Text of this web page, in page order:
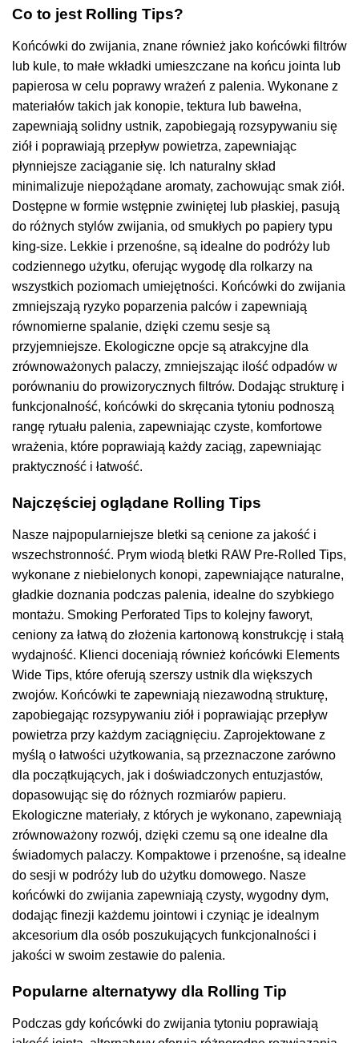
Co to jest Rolling Tips?
Końcówki do zwijania, znane również jako końcówki filtrów
lub kule, to małe wkładki umieszczane na końcu jointa lub
papierosa w celu poprawy wrażeń z palenia. Wykonane z
materiałów takich jak konopie, tektura lub bawełna,
zapewniają solidny ustnik, zapobiegają rozsypywaniu się
ziół i poprawiają przepływ powietrza, zapewniając
płynniejsze zaciąganie się. Ich naturalny skład
minimalizuje niepożądane aromaty, zachowując smak ziół.
Dostępne w formie wstępnie zwiniętej lub płaskiej, pasują
do różnych stylów zwijania, od smukłych po papiery typu
king-size. Lekkie i przenośne, są idealne do podróży lub
codziennego użytku, oferując wygodę dla rolkarzy na
wszystkich poziomach umiejętności. Końcówki do zwijania
zmniejszają ryzyko poparzenia palców i zapewniają
równomierne spalanie, dzięki czemu sesje są
przyjemniejsze. Ekologiczne opcje są atrakcyjne dla
zrównoważonych palaczy, zmniejszając ilość odpadów w
porównaniu do prowizorycznych filtrów. Dodając strukturę i
funkcjonalność, końcówki do skręcania tytoniu podnoszą
rangę rytuału palenia, zapewniając czyste, komfortowe
wrażenia, które poprawiają każdy zaciąg, zapewniając
praktyczność i łatwość.
Najczęściej oglądane Rolling Tips
Nasze najpopularniejsze bletki są cenione za jakość i
wszechstronność. Prym wiodą bletki RAW Pre-Rolled Tips,
wykonane z niebielonych konopi, zapewniające naturalne,
gładkie doznania podczas palenia, idealne do szybkiego
montażu. Smoking Perforated Tips to kolejny faworyt,
ceniony za łatwą do złożenia kartonową konstrukcję i stałą
wydajność. Klienci doceniają również końcówki Elements
Wide Tips, które oferują szerszy ustnik dla większych
zwojów. Końcówki te zapewniają niezawodną strukturę,
zapobiegając rozsypywaniu ziół i poprawiając przepływ
powietrza przy każdym zaciągnięciu. Zaprojektowane z
myślą o łatwości użytkowania, są przeznaczone zarówno
dla początkujących, jak i doświadczonych entuzjastów,
dopasowując się do różnych rozmiarów papieru.
Ekologiczne materiały, z których je wykonano, zapewniają
zrównoważony rozwój, dzięki czemu są one idealne dla
świadomych palaczy. Kompaktowe i przenośne, są idealne
do sesji w podróży lub do użytku domowego. Nasze
końcówki do zwijania zapewniają czysty, wygodny dym,
dodając finezji każdemu jointowi i czyniąc je idealnym
akcesorium dla osób poszukujących funkcjonalności i
jakości w swoim zestawie do palenia.
Popularne alternatywy dla Rolling Tip
Podczas gdy końcówki do zwijania tytoniu poprawiają